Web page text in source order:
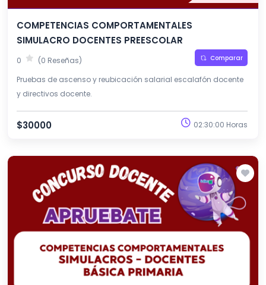
COMPETENCIAS COMPORTAMENTALES
SIMULACRO DOCENTES PREESCOLAR
0 (0 Reseñas) Comparar
Pruebas de ascenso y reubicación salarial escalafón docente
y directivos docente.
$30000 02:30:00 Horas